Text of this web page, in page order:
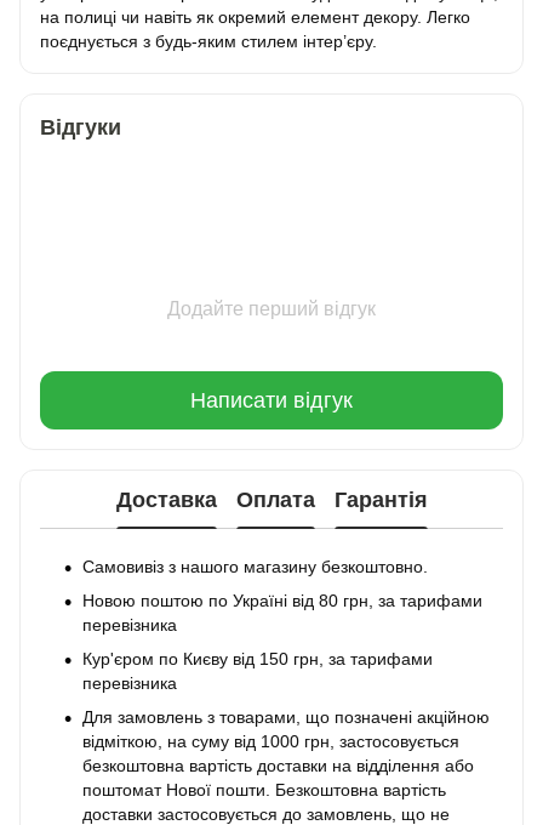
на полиці чи навіть як окремий елемент декору. Легко
поєднується з будь-яким стилем інтер’єру.
Відгуки
Додайте перший відгук
Написати відгук
Доставка Оплата Гарантія
Самовивіз з нашого магазину безкоштовно.
Новою поштою по Україні від 80 грн, за тарифами
перевізника
Кур'єром по Києву від 150 грн, за тарифами
перевізника
Для замовлень з товарами, що позначені акційною
відміткою, на суму від 1000 грн, застосовується
безкоштовна вартість доставки на відділення або
поштомат Нової пошти. Безкоштовна вартість
доставки застосовується до замовлень, що не